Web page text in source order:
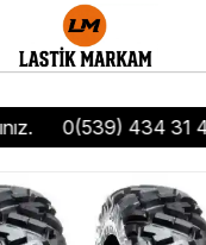
0(539) 434 31